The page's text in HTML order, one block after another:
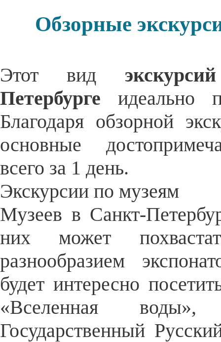
Обзорные
Этот вид
Петербурге идеально
Благодаря обзорной
основные
всего за 1 день.
Экскурсии по музеям
Музеев в Санкт-
них может
разнообразием
будет интересно
«Вселенная воды»,
Государственный